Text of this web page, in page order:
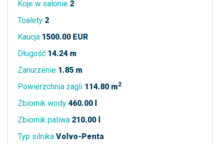
Koje w salonie 2
Toalety 2
Kaucja 1500.00 EUR
Długość 14.24 m
Zanurzenie 1.85 m
Powierzchnia żagli 114.80 m2
Zbiornik wody 460.00 l
Zbiornik paliwa 210.00 l
Typ silnika Volvo-Penta